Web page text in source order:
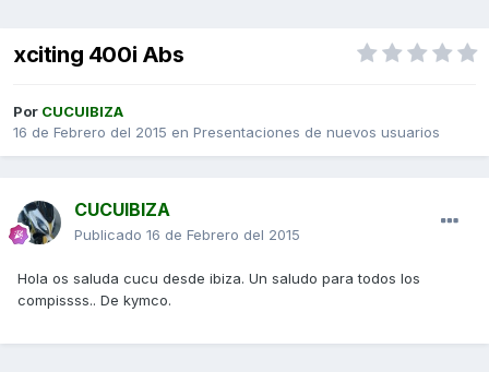
xciting 400i Abs
Por CUCUIBIZA
16 de Febrero del 2015 en Presentaciones de nuevos usuarios
CUCUIBIZA
Publicado 16 de Febrero del 2015
Hola os saluda cucu desde ibiza. Un saludo para todos los
compissss.. De kymco.